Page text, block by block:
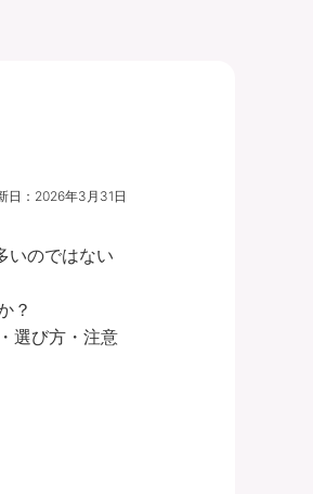
日： 2026年3月31日
いのではない
？
選び方・注意